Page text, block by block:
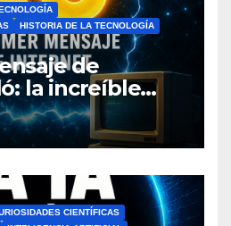
HISTORIA DE LA TECNOLOGÍA
de
la increíble
que
CIENTÍFICAS